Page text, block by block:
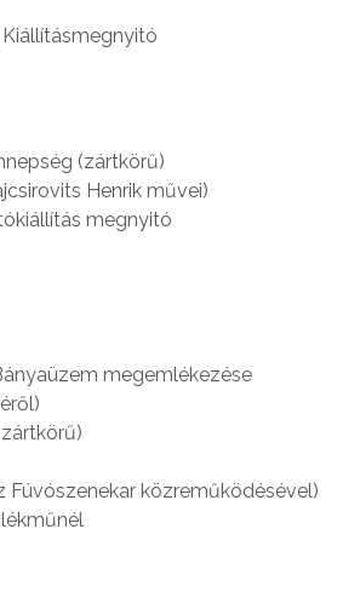
Kiállításmegnyitó
(zártkörű)
Henrik művei)
megnyitó
megemlékezése
Fúvószenekar közreműködésével)